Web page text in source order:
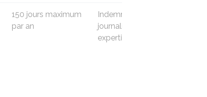
150 jours maximum
par an
Indemnité
journalière selon
expertise